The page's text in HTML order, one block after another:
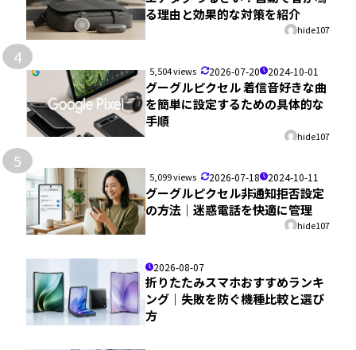
る理由と効果的な対策を紹介
hide107
4
5,504 views 2026-07-20 2024-10-01
グーグルピクセル 着信音好きな曲
を簡単に設定するための具体的な
手順
hide107
5
5,099 views 2026-07-18 2024-10-11
グーグルピクセル非通知拒否設定
の方法｜迷惑電話を快適に管理
hide107
2026-08-07
折りたたみスマホおすすめランキ
ング｜失敗を防ぐ機種比較と選び
方